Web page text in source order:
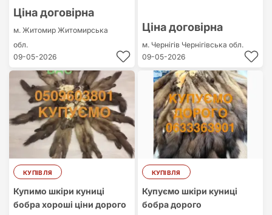
Ціна договірна
м. Житомир Житомирська
обл.
09-05-2026
Ціна договірна
м. Чернігів Чернігівська обл.
09-05-2026
КУПІВЛЯ
Купимо шкіри куниці
бобра хороші ціни дорого
КУПІВЛЯ
Купуємо шкіри куниці
бобра дорого